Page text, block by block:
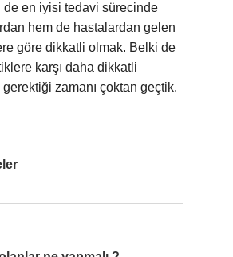
de en iyisi tedavi sürecinde
hem de hastalardan gelen
göre dikkatli olmak. Belki de
karşı daha dikkatli
gerektiği zamanı çoktan geçtik.